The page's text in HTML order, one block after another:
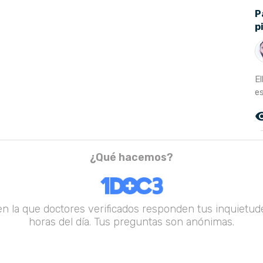
¿Qué hacemos?
la que doctores verificados responden tus
horas del día. Tus preguntas son anónimas.